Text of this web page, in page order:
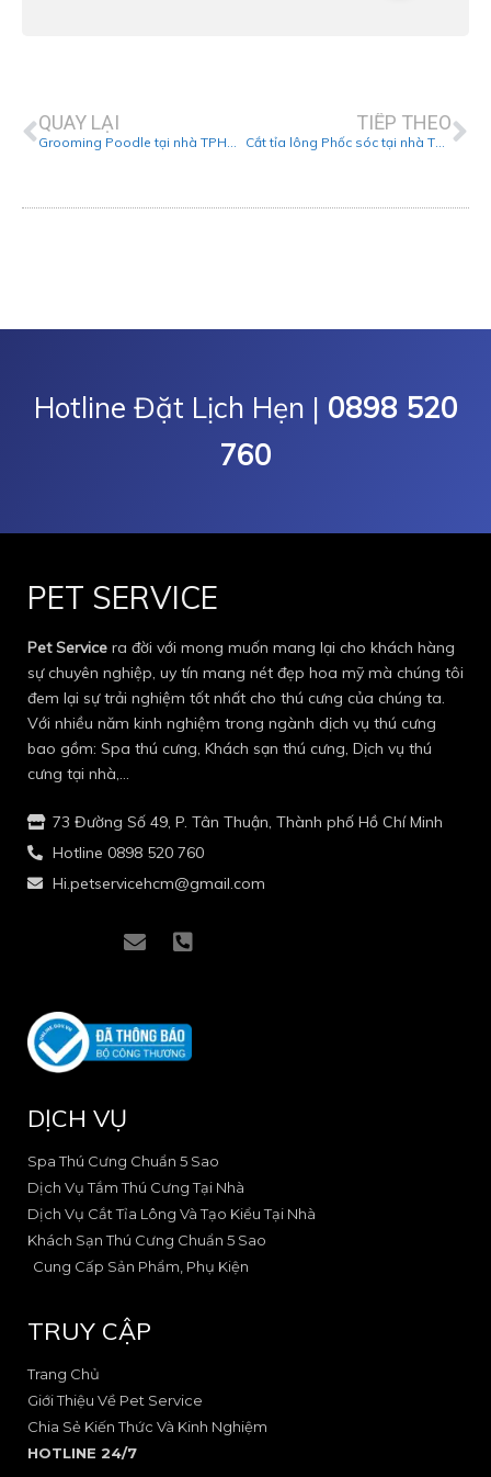
QUAY LẠI TIẾP THEO
Cắt tỉa lông Phốc sóc tại nhà TPHCM
Hotline Đặt Lịch Hẹn | 0898 520
760
PET SERVICE
Pet Service ra đời với mong muốn mang lại cho khách hàng
sự chuyên nghiệp, uy tín mang nét đẹp hoa mỹ mà chúng tôi
đem lại sự trải nghiệm tốt nhất cho thú cưng của chúng ta.
Với nhiều năm kinh nghiệm trong ngành dịch vụ thú cưng
bao gồm: Spa thú cưng, Khách sạn thú cưng, Dịch vụ thú
cưng tại nhà,…
73 Đường Số 49, P. Tân Thuận, Thành phố Hồ Chí Minh
Hotline 0898 520 760
Hi.petservicehcm@gmail.com
-
f
a
c
b
o
k
-
2
i
n
a
r
a
m
-
1
n
o
p
h
-
s
e
-
a
l
t
DỊCH VỤ
Spa Thú Cưng Chuẩn 5 Sao
Dịch Vụ Tắm Thú Cưng Tại Nhà
Dịch Vụ Cắt Tỉa Lông Và Tạo Kiểu Tại Nhà
Khách Sạn Thú Cưng Chuẩn 5 Sao
Cung Cấp Sản Phẩm, Phụ Kiện
TRUY CẬP
Trang Chủ
Giới Thiệu Về Pet Service
Chia Sẻ Kiến Thức Và Kinh Nghiệm
HOTLINE 24/7